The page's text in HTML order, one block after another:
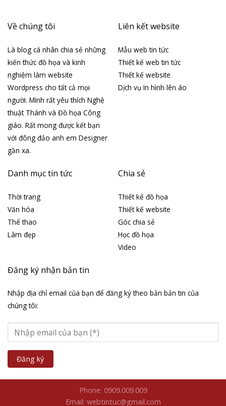
Về chúng tôi
Là blog cá nhân chia sẻ những
kiến thức đồ họa và kinh
nghiệm làm website
Wordpress cho tất cả mọi
người. Mình rất yêu thích Nghệ
thuật Thánh và Đồ họa Công
giáo. Rất mong được kết bạn
với đông đảo anh em Designer
gần xa.
Liên kết website
Mẫu web tin tức
Thiết kế web tin tức
Thiết kế website
Dịch vụ In hình lên áo
Danh mục tin tức
Thời trang
Văn hóa
Thể thao
Làm đẹp
Chia sẻ
Thiết kế đồ họa
Thiết kế website
Góc chia sẻ
Học đồ họa
Video
Đăng ký nhận bản tin
Nhập địa chỉ email của bạn để đăng ký theo bản bản tin của
chúng tôi:
Phone: 0909.009.009
Email: webtintuc@gmail.com